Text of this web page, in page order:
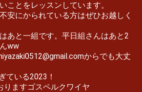
ことをレッスンしています。
安にかられている方はぜひお越しく
あと一組です。平日組さんはあと2
ww
からでも大丈
ている2023！
ますゴスペルクワイヤ